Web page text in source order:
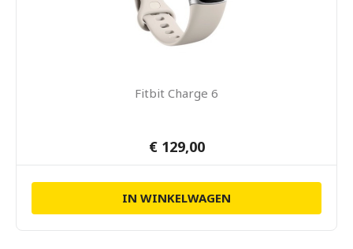
Fitbit Charge 6
€ 129,00
IN WINKELWAGEN